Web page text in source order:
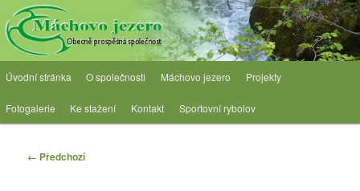
Přejít
k
hlavnímu
obsahu
webu OPS Máchovo jezero
Obecně prospěšná společnost
Hlavní
menu
Úvodní stránka O společnosti Máchovo jezero Projekty
Fotogalerie Ke stažení Kontakt Sportovní rybolov
Navigace
← Předchozí